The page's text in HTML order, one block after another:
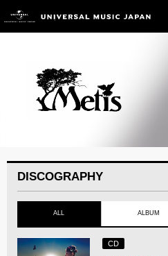
DISCOGRAPHY
ALL ALBUM
CD